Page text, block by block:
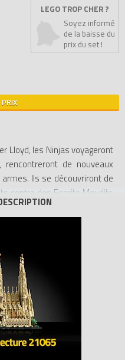
LEGO TROP CHER ?
Soyez informé
de la baisse du
prix du set !
Lloyd, les Ninjas voyageront
de nouveaux
Ils se découvriront de
contre des Esprits Maudits
libérer son nouveau Maître
du Royaume Maudit qui
DVDLNS5V1 DVD LEGO
sur Avenue de la brique,
& DVD DVDLNS5V1 :